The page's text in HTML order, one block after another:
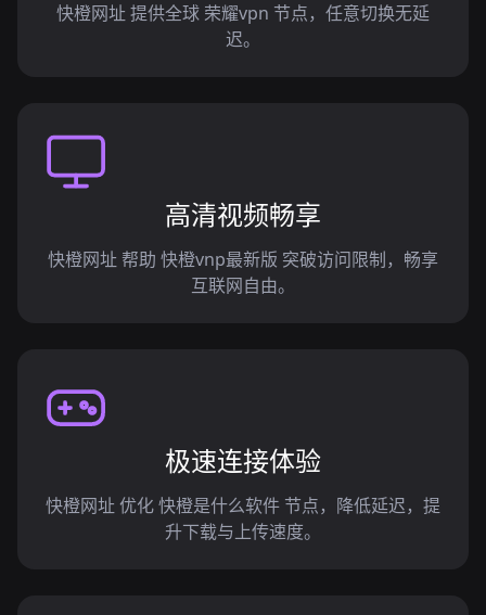
快橙网址 提供全球 荣耀vpn 节点，任意切换无延
迟。
高清视频畅享
快橙网址 帮助 快橙vnp最新版 突破访问限制，畅享
互联网自由。
极速连接体验
快橙网址 优化 快橙是什么软件 节点，降低延迟，提
升下载与上传速度。